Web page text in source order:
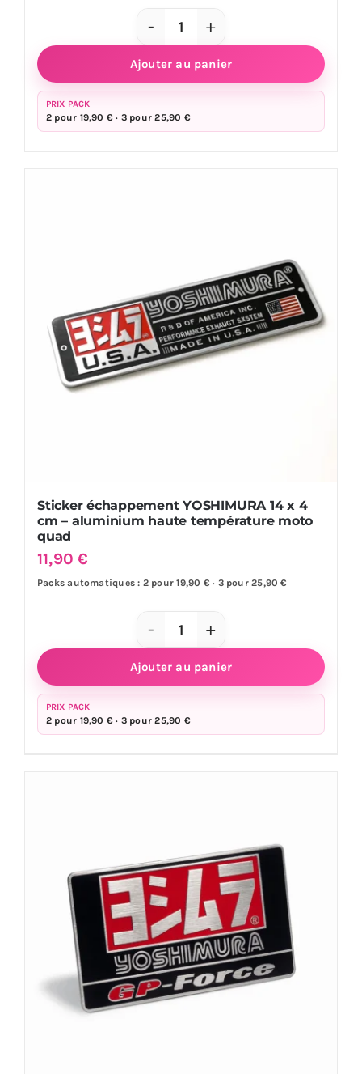
quantité
de
Sticker
haute
température
moto
quad
Ajouter au panier
PRIX PACK
2 pour 19,90 € · 3 pour 25,90 €
Sticker échappement YOSHIMURA 14 x 4
cm – aluminium haute température moto
quad
11,90€
Packs automatiques : 2 pour 19,90 € · 3 pour 25,90 €
quantité
de
Sticker
aluminium
haute
température
moto
quad
Ajouter au panier
PRIX PACK
2 pour 19,90 € · 3 pour 25,90 €